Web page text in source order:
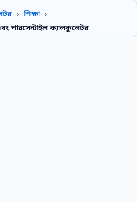
› শিক্ষা ›
পারসেন্টাইল ক্যালকুলেটর